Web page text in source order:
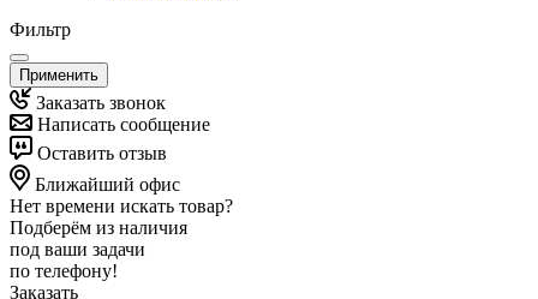
Фильтр
Применить
Заказать звонок
Написать сообщение
Оставить отзыв
Ближайший офис
Нет времени искать товар?
Подберём из наличия
под ваши задачи
по телефону!
Заказать